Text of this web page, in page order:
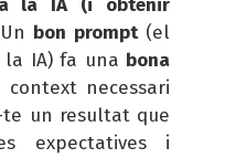
la IA (i obtenir
bon prompt(el
IA) fa una bona
necessari
te un resultat que
expectatives i